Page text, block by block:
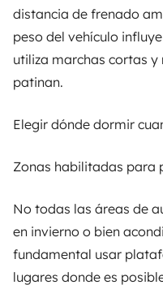
distancia de frenado
peso del vehículo
utiliza marchas cortas
patinan.
Elegir dónde dormir
Zonas habilitadas para
No todas las áreas de
en invierno o bien
fundamental usar
lugares donde es